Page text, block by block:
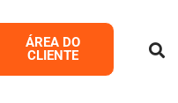
ÁREA DO
CLIENTE